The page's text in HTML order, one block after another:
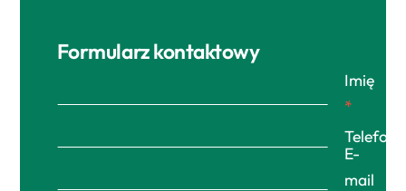
Formularz kontaktowy
Imię
*
Telefon
E-
mail